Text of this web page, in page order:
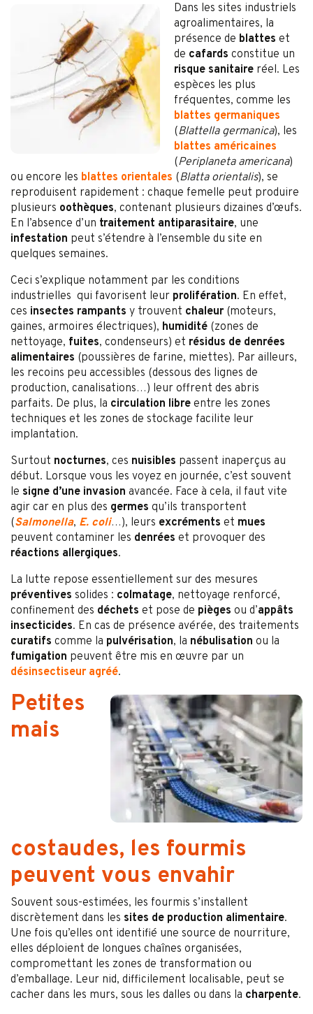
Dans les sites industriels
agroalimentaires, la
présence de blattes et
de cafards constitue un
risque sanitaire réel. Les
espèces les plus
fréquentes, comme les
blattes germaniques
(Blattella germanica), les
blattes américaines
(Periplaneta americana)
ou encore les blattes orientales (Blatta orientalis), se
reproduisent rapidement : chaque femelle peut produire
plusieurs oothèques, contenant plusieurs dizaines d’œufs.
En l’absence d’un traitement antiparasitaire, une
infestation peut s’étendre à l’ensemble du site en
quelques semaines.
Ceci s’explique notamment par les conditions
industrielles qui favorisent leur prolifération. En effet,
ces insectes rampants y trouvent chaleur (moteurs,
gaines, armoires électriques), humidité (zones de
nettoyage, fuites, condenseurs) et résidus de denrées
alimentaires (poussières de farine, miettes). Par ailleurs,
les recoins peu accessibles (dessous des lignes de
production, canalisations…) leur offrent des abris
parfaits. De plus, la circulation libre entre les zones
techniques et les zones de stockage facilite leur
implantation.
Surtout nocturnes, ces nuisibles passent inaperçus au
début. Lorsque vous les voyez en journée, c’est souvent
le signe d’une invasion avancée. Face à cela, il faut vite
agir car en plus des germes qu’ils transportent
(Salmonella, E. coli…), leurs excréments et mues
peuvent contaminer les denrées et provoquer des
réactions allergiques.
La lutte repose essentiellement sur des mesures
préventives solides : colmatage, nettoyage renforcé,
confinement des déchets et pose de pièges ou d’appâts
insecticides. En cas de présence avérée, des traitements
curatifs comme la pulvérisation, la nébulisation ou la
fumigation peuvent être mis en œuvre par un
désinsectiseur agréé.
Petites
mais
costaudes, les fourmis
peuvent vous envahir
Souvent sous-estimées, les fourmis s’installent
discrètement dans les sites de production alimentaire.
Une fois qu’elles ont identifié une source de nourriture,
elles déploient de longues chaînes organisées,
compromettant les zones de transformation ou
d’emballage. Leur nid, difficilement localisable, peut se
cacher dans les murs, sous les dalles ou dans la charpente.